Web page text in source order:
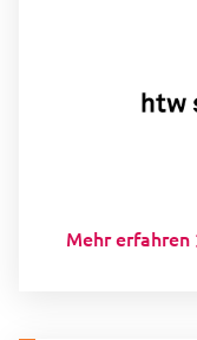
Mehr erfahren